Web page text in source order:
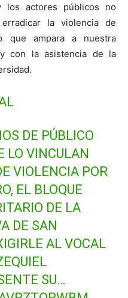
los actores públicos no
la violencia de
que ampara a nuestra
con la asistencia de la
DE PÚBLICO
LO VINCULAN
VIOLENCIA POR
EL BLOQUE
DE LA
DE SAN
AL VOCAL
SU…